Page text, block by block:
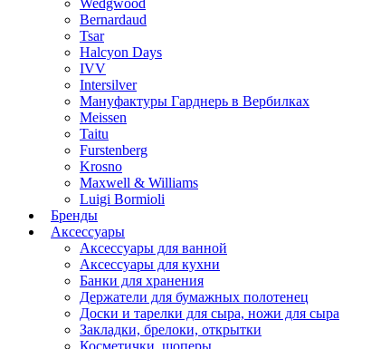
Wedgwood
Bernardaud
Tsar
Halcyon Days
IVV
Intersilver
Мануфактуры Гарднерь в Вербилках
Meissen
Taitu
Furstenberg
Krosno
Maxwell & Williams
Luigi Bormioli
Бренды
Аксессуары
Аксессуары для ванной
Аксессуары для кухни
Банки для хранения
Держатели для бумажных полотенец
Доски и тарелки для сыра, ножи для сыра
Закладки, брелоки, открытки
Косметички, шоперы